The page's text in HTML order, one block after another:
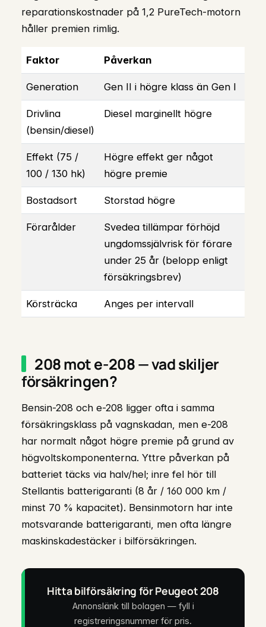
reparationskostnader på 1,2 PureTech-motorn
håller premien rimlig.
Faktor Påverkan
Generation Gen II i högre klass än Gen I
Drivlina
(bensin/diesel)
Diesel marginellt högre
Effekt (75 /
100 / 130 hk)
Högre effekt ger något
högre premie
Bostadsort Storstad högre
Förarålder
Svedea tillämpar förhöjd
ungdomssjälvrisk för förare
under 25 år (belopp enligt
försäkringsbrev)
Körsträcka Anges per intervall
208 mot e-208 — vad skiljer
försäkringen?
Bensin-208 och e-208 ligger ofta i samma
försäkringsklass på vagnskadan, men e-208
har normalt något högre premie på grund av
högvoltskomponenterna. Yttre påverkan på
batteriet täcks via halv/hel; inre fel hör till
Stellantis batterigaranti (8 år / 160 000 km /
minst 70 % kapacitet). Bensinmotorn har inte
motsvarande batterigaranti, men ofta längre
maskinskadestäcker i bilförsäkringen.
Hitta bilförsäkring för Peugeot 208
Annonslänk till bolagen — fyll i
registreringsnummer för pris.